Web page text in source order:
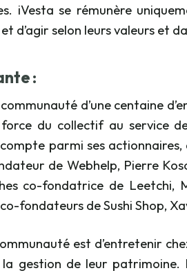
iVesta se rémunère
d’agir selon leurs valeurs et
:
d’une centaine
du collectif au service
parmi ses
de Webhelp, Pierre
co-fondatrice de Leetchi,
fondateurs de Sushi Shop,
est d’entretenir
gestion de leur patrimoine.